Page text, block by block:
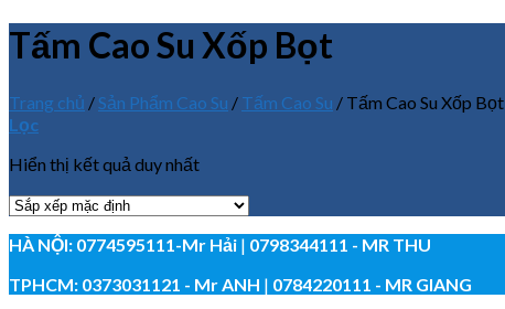
Tấm Cao Su Xốp Bọt
Trang chủ /Sản Phẩm Cao Su / Tấm Cao Su / Tấm Cao Su Xốp Bọt
Lọc
Hiển thị kết quả duy nhất
HÀ NỘI: 0774595111-Mr Hải | 0798344111 - MR THU
TPHCM: 0373031121 - Mr ANH | 0784220111 - MR GIANG